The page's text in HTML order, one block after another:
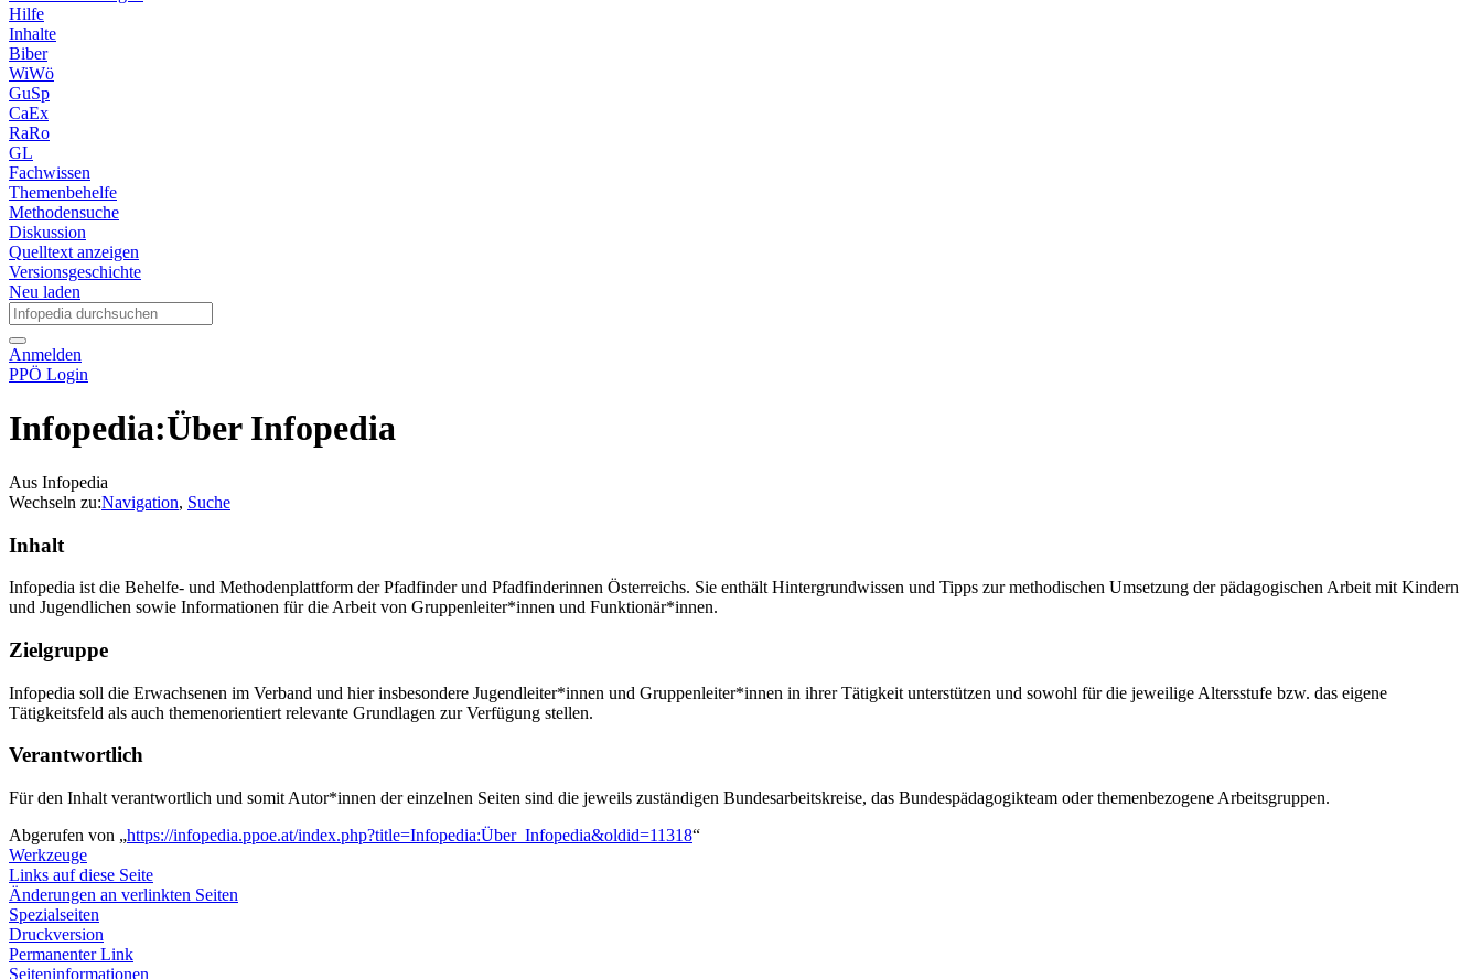
Hilfe
Inhalte
Biber
WiWö
GuSp
CaEx
RaRo
GL
Fachwissen
Themenbehelfe
Methodensuche
Diskussion
Quelltext anzeigen
Versionsgeschichte
Neu laden
Anmelden
PPÖ Login
Infopedia:Über Infopedia
Aus Infopedia
Wechseln zu:Navigation, Suche
Inhalt
Infopedia ist die Behelfe- und Methodenplattform der Pfadfinder und Pfadfinderinnen Österreichs. Sie enthält Hintergrundwissen und Tipps zur methodischen Umsetzung der pädagogischen Arbeit mit Kindern
und Jugendlichen sowie Informationen für die Arbeit von Gruppenleiter*innen und Funktionär*innen.
Zielgruppe
Infopedia soll die Erwachsenen im Verband und hier insbesondere Jugendleiter*innen und Gruppenleiter*innen in ihrer Tätigkeit unterstützen und sowohl für die jeweilige Altersstufe bzw. das eigene
Tätigkeitsfeld als auch themenorientiert relevante Grundlagen zur Verfügung stellen.
Verantwortlich
Für den Inhalt verantwortlich und somit Autor*innen der einzelnen Seiten sind die jeweils zuständigen Bundesarbeitskreise, das Bundespädagogikteam oder themenbezogene Arbeitsgruppen.
Abgerufen von „https://infopedia.ppoe.at/index.php?title=Infopedia:Über_Infopedia&oldid=11318“
Werkzeuge
Links auf diese Seite
Änderungen an verlinkten Seiten
Spezialseiten
Druckversion
Permanenter Link
Seiten­­informationen